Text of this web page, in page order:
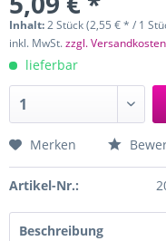
Inhalt:2 Stück (2,55 € * / 1
inkl. MwSt.zzgl. Versandkosten
lieferbar
Merken
Artikel-Nr.:
Beschreibung